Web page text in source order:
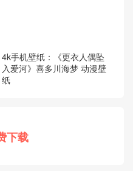
4k手机壁纸：《更衣人偶坠
入爱河》喜多川海梦 动漫壁
纸
下载